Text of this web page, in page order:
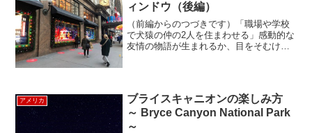
ィンドウ（後編）
（前編からのつづきです）「職場や学校
で犬猿の仲の2人を住まわせる」感動的な
友情の物語が生まれるか、目をそむけた
アメリカ
ブライスキャニオンの楽しみ方
～ Bryce Canyon National Park
～